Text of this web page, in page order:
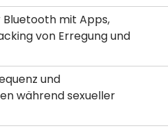
mit Apps,
von Erregung und
und
während sexueller